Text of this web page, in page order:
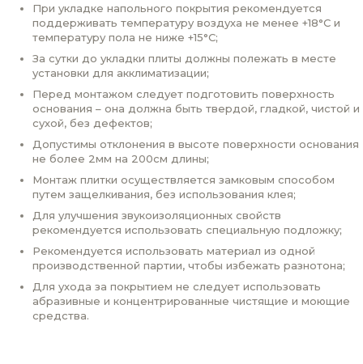
При укладке напольного покрытия рекомендуется
поддерживать температуру воздуха не менее +18°С и
температуру пола не ниже +15°С;
За сутки до укладки плиты должны полежать в месте
установки для акклиматизации;
Перед монтажом следует подготовить поверхность
основания – она должна быть твердой, гладкой, чистой и
сухой, без дефектов;
Допустимы отклонения в высоте поверхности основания
не более 2мм на 200см длины;
Монтаж плитки осуществляется замковым способом
путем защелкивания, без использования клея;
Для улучшения звукоизоляционных свойств
рекомендуется использовать специальную подложку;
Рекомендуется использовать материал из одной
производственной партии, чтобы избежать разнотона;
Для ухода за покрытием не следует использовать
абразивные и концентрированные чистящие и моющие
средства.